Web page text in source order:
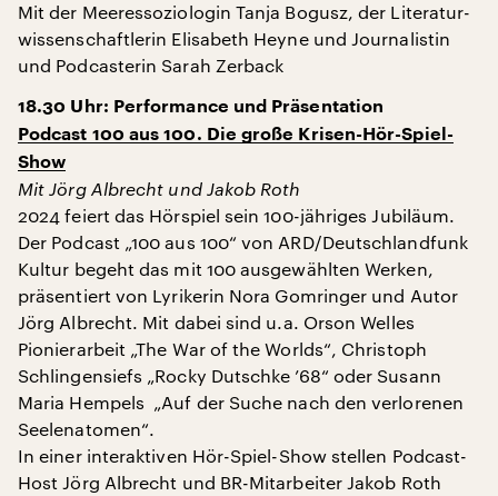
Mit der Meeressoziologin Tanja Bogusz, der Literatur-
wissenschaftlerin Elisabeth Heyne und Journalistin
und Podcasterin Sarah Zerback
18.30 Uhr: Performance und Präsentation
Podcast 100 aus 100. Die große Krisen-Hör-Spiel-
Show
Mit Jörg Albrecht und Jakob Roth
2024 feiert das Hörspiel sein 100-jähriges Jubiläum.
Der Podcast „100 aus 100“ von ARD/Deutschlandfunk
Kultur begeht das mit 100 ausgewählten Werken,
präsentiert von Lyrikerin Nora Gomringer und Autor
Jörg Albrecht. Mit dabei sind u.a. Orson Welles
Pionierarbeit „The War of the Worlds“, Christoph
Schlingensiefs „Rocky Dutschke ’68“ oder Susann
Maria Hempels „Auf der Suche nach den verlorenen
Seelenatomen“.
In einer interaktiven Hör-Spiel-Show stellen Podcast-
Host Jörg Albrecht und BR-Mitarbeiter Jakob Roth